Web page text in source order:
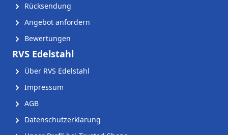
Rücksendung
Angebot anfordern
Bewertungen
RVS Edelstahl
Über RVS Edelstahl
Impressum
AGB
Datenschutzerklärung